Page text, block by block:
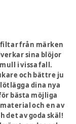
från märken
sina blöjor
i vissa fall.
och bättre ju
dina nya
bästa möjliga
och en av
det av goda skäl!